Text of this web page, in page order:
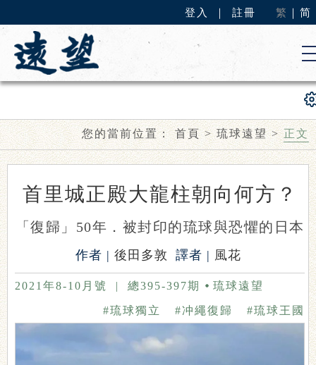
登入 註冊 繁 简
您的當前位置：首頁>琉球遠望>正文
首里城正殿大龍柱朝向何方？
「復歸」50年．被封印的琉球與恐懼的日本
作者 | 後田多敦 譯者 | 風花
2021年8-10月號 | 總395-397期 琉球遠望
#琉球王國
#冲繩復歸
#琉球獨立